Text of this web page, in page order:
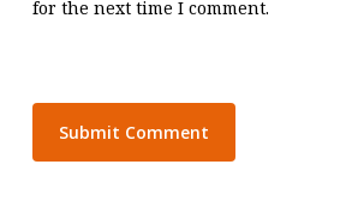
for the next time I comment.